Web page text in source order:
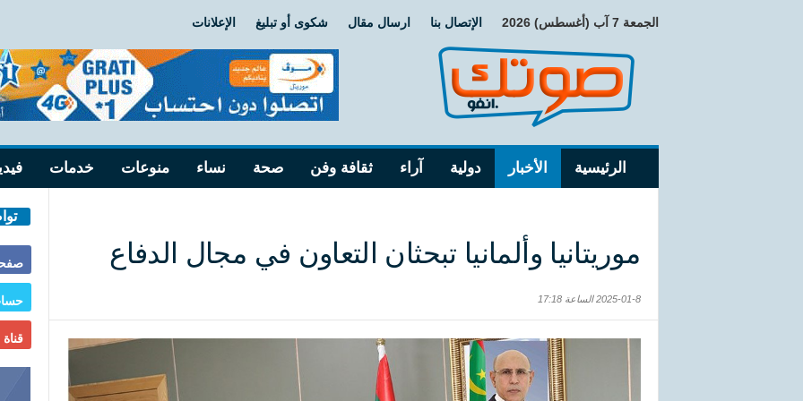
الجمعة 7 آب (أغسطس) 2026 الإتصال بنا ارسال مقال شكوى أو تبليغ الإعلانات
الرئيسية الأخبار دولية آراء ثقافة وفن صحة نساء منوعات خدمات
موريتانيا وألمانيا تبحثان التعاون في مجال الدفاع
2025-01-8 الساعة 17:18